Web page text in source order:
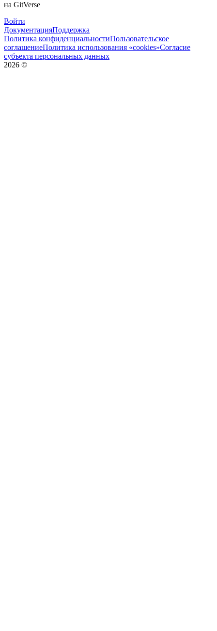
на GitVerse
Войти
ДокументацияПоддержка
Политика конфиденциальностиПользовательское
соглашениеПолитика использования «cookies»Согласие
субъекта персональных данных
2026 ©